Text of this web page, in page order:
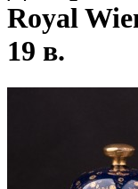
Royal
19 в.